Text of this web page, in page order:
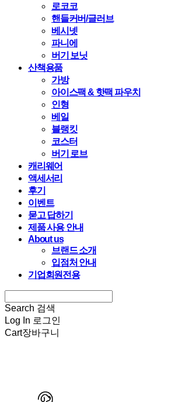
로코코
핸들커버/글러브
베시넷
파니에
버기 보닛
산책용품
가방
아이스팩 & 핫팩 파우치
인형
베일
블랭킷
코스터
버기 로브
캐리웨어
액세서리
후기
이벤트
묻고 답하기
제품 사용 안내
About us
브랜드 소개
입점처 안내
기업회원전용
Search 검색
Log In 로그인
Cart장바구니